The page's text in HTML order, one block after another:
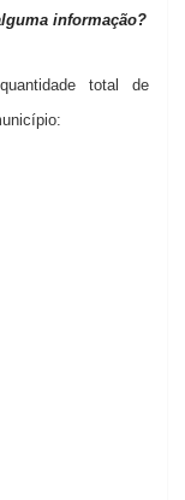
informação?
total de